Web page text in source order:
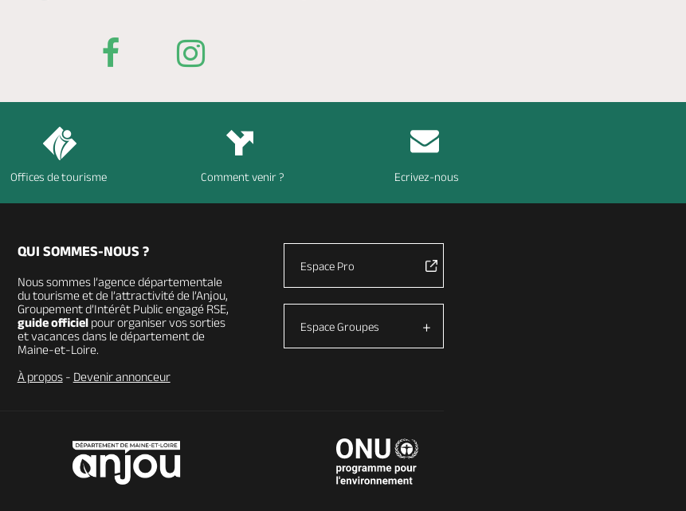
Offices de tourisme Comment venir ? Ecrivez-nous
QUI SOMMES-NOUS ?
Nous sommes l’agence départementale
du tourisme et de l’attractivité de l’Anjou,
Groupement d’Intérêt Public engagé RSE,
guide officielpour organiser vos sorties
et vacances dans le département de
Maine-et-Loire.
À propos- Devenir annonceur
Espace Pro
Espace Groupes